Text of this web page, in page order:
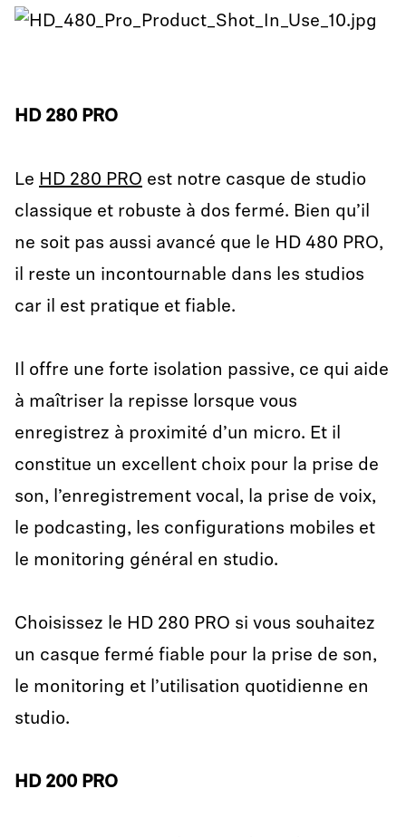
HD 280 PRO
Le HD 280 PRO est notre casque de studio
classique et robuste à dos fermé. Bien qu’il
ne soit pas aussi avancé que le HD 480 PRO,
il reste un incontournable dans les studios
car il est pratique et fiable.
Il offre une forte isolation passive, ce qui aide
à maîtriser la repisse lorsque vous
enregistrez à proximité d’un micro. Et il
constitue un excellent choix pour la prise de
son, l’enregistrement vocal, la prise de voix,
le podcasting, les configurations mobiles et
le monitoring général en studio.
Choisissez le HD 280 PRO si vous souhaitez
un casque fermé fiable pour la prise de son,
le monitoring et l’utilisation quotidienne en
studio.
HD 200 PRO